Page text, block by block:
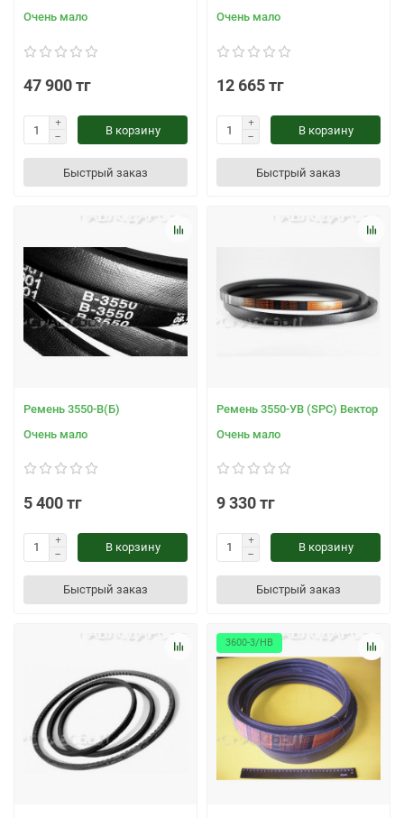
Очень мало
47 900 тг
В корзину
Быстрый заказ
Очень мало
12 665 тг
В корзину
Быстрый заказ
Ремень 3550-В(Б)
Очень мало
5 400 тг
В корзину
Быстрый заказ
Ремень 3550-УВ (SPC) Вектор
Очень мало
9 330 тг
В корзину
Быстрый заказ
3600-3/НВ